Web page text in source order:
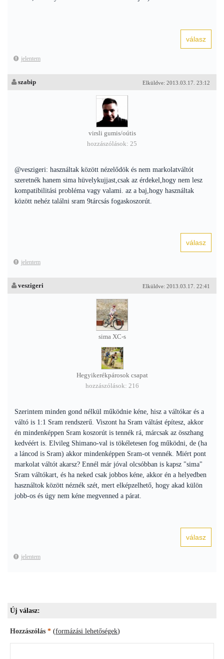
jelentem
Elküldve: 2013.03.17. 23:12
szabip
virsli gumis/oútis
hozzászólások: 25
@veszigeri: használtak között nézelődök és nem markolatváltót
szeretnék hanem sima hüvelykujjast,csak az érdekel,hogy nem lesz
kompatibilitási probléma vagy valami. az a baj,hogy használtak
között nehéz találni sram 9tárcsás fogaskoszorút.
jelentem
Elküldve: 2013.03.17. 22:41
veszigeri
sima XC-s
Hegyikerékpárosok csapat
hozzászólások: 216
Szerintem minden gond nélkül működnie kéne, hisz a váltókar és a
váltó is 1:1 Sram rendszerű. Viszont ha Sram váltást építesz, akkor
én mindenképpen Sram koszorút is tennék rá, márcsak az összhang
kedvéért is. Elvileg Shimano-val is tökéletesen fog működni, de (ha
a láncod is Sram) akkor mindenképpen Sram-ot vennék. Miért pont
markolat váltót akarsz? Ennél már jóval olcsóbban is kapsz "sima"
Sram váltókart, és ha neked csak jobbos kéne, akkor én a helyedben
használtok között néznék szét, mert elképzelhető, hogy akad külön
jobb-os és úgy nem kéne megvenned a párat.
jelentem
Új válasz:
Hozzászólás * (formázási lehetőségek)